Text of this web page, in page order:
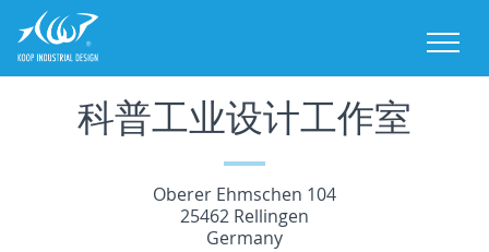
科普工业设计工作室
Oberer Ehmschen 104
25462 Rellingen
Germany